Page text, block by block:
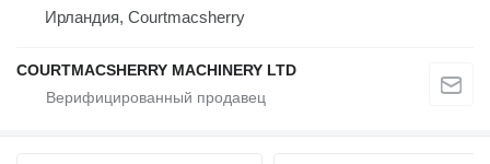
Ирландия, Courtmacsherry
COURTMACSHERRY MACHINERY LTD